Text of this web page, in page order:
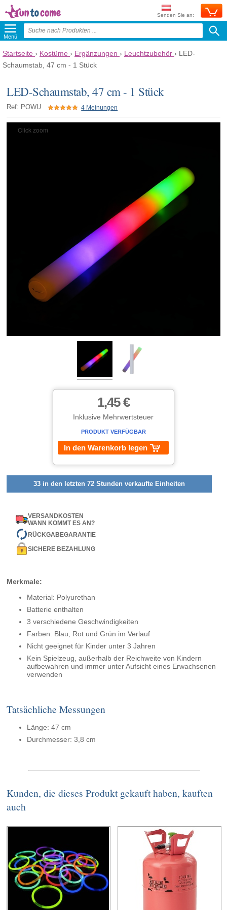
Senden Sie an:
Menü
Startseite › Kostüme › Ergänzungen › Leuchtzubehör › LED-
Schaumstab, 47 cm - 1 Stück
LED-Schaumstab, 47 cm - 1 Stück
Ref: POWU 4 Meinungen
Click zoom
1,45 €
Inklusive Mehrwertsteuer
PRODUKT VERFÜGBAR
In den Warenkorb legen
33 in den letzten 72 Stunden verkaufte Einheiten
VERSANDKOSTEN
WANN KOMMT ES AN?
RÜCKGABEGARANTIE
SICHERE BEZAHLUNG
Merkmale:
Material: Polyurethan
Batterie enthalten
3 verschiedene Geschwindigkeiten
Farben: Blau, Rot und Grün im Verlauf
Nicht geeignet für Kinder unter 3 Jahren
Kein Spielzeug, außerhalb der Reichweite von Kindern
aufbewahren und immer unter Aufsicht eines Erwachsenen
verwenden
Tatsächliche Messungen
Länge: 47 cm
Durchmesser: 3,8 cm
Kunden, die dieses Produkt gekauft haben, kauften
auch